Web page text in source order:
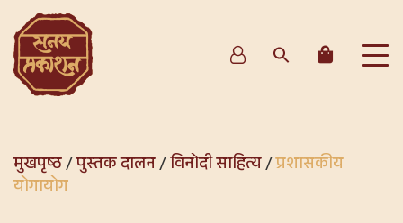
मुखपृष्ठ/पुस्तक दालन/विनोदी साहित्य/प्रशासकीय
योगायोग